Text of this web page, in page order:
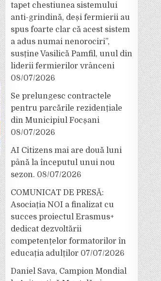
tapet chestiunea sistemului
anti-grindină, deși fermierii au
spus foarte clar că acest sistem
a adus numai nenorociri”,
susține Vasilică Pamfil, unul din
liderii fermierilor vrânceni
08/07/2026
Se prelungesc contractele
pentru parcările rezidențiale
din Municipiul Focșani
08/07/2026
AI Citizens mai are două luni
până la începutul unui nou
sezon. 08/07/2026
COMUNICAT DE PRESĂ:
Asociația NOI a finalizat cu
succes proiectul Erasmus+
dedicat dezvoltării
competențelor formatorilor în
educația adulților 07/07/2026
Daniel Sava, Campion Mondial